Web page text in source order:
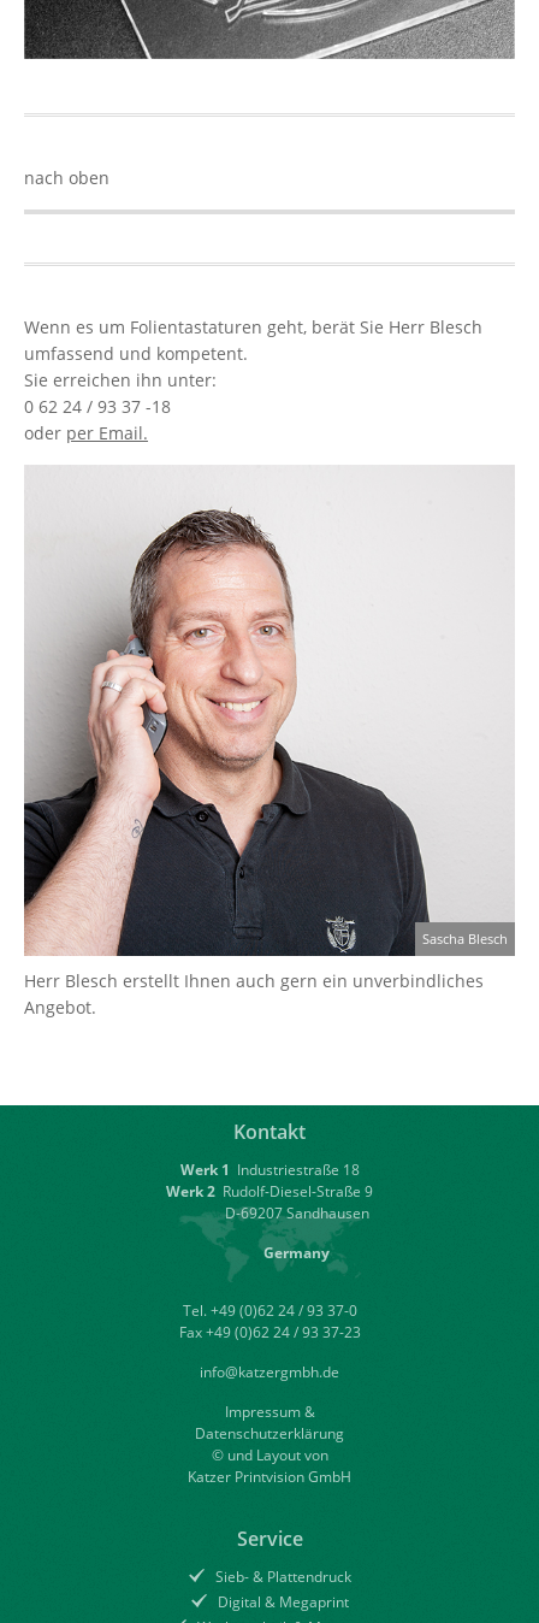
nach oben
Wenn es um Folientastaturen geht, berät Sie Herr Blesch
umfassend und kompetent.
Sie erreichen ihn unter:
0 62 24 / 93 37 -18
oder per Email.
Sascha Blesch
Herr Blesch erstellt Ihnen auch gern ein unverbindliches
Angebot.
Kontakt
Werk 1 Industriestraße 18
Werk 2 Rudolf-Diesel-Straße 9
D-69207 Sandhausen
Germany
Tel. +49 (0)62 24 / 93 37-0
Fax +49 (0)62 24 / 93 37-23
info@katzergmbh.de
Impressum &
Datenschutzerklärung
© und Layout von
Katzer Printvision GmbH
Service
Sieb- & Plattendruck
Digital & Megaprint